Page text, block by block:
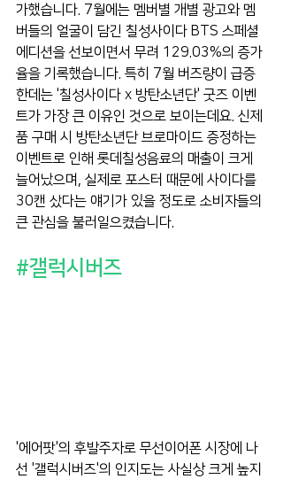
가했습니다. 7월에는 멤버별 개별 광고와 멤
버들의 얼굴이 담긴 칠성사이다 BTS 스페셜
에디션을 선보이면서 무려 129.03%의 증가
율을 기록했습니다. 특히 7월 버즈량이 급증
한데는 '칠성사이다 x 방탄소년단' 굿즈 이벤
트가 가장 큰 이유인 것으로 보이는데요. 신제
품 구매 시 방탄소년단 브로마이드 증정하는
이벤트로 인해 롯데칠성음료의 매출이 크게
늘어났으며, 실제로 포스터 때문에 사이다를
30캔 샀다는 얘기가 있을 정도로 소비자들의
큰 관심을 불러일으켰습니다.
#갤럭시버즈
'에어팟'의 후발주자로 무선이어폰 시장에 나
선 '갤럭시버즈'의 인지도는 사실상 크게 높지